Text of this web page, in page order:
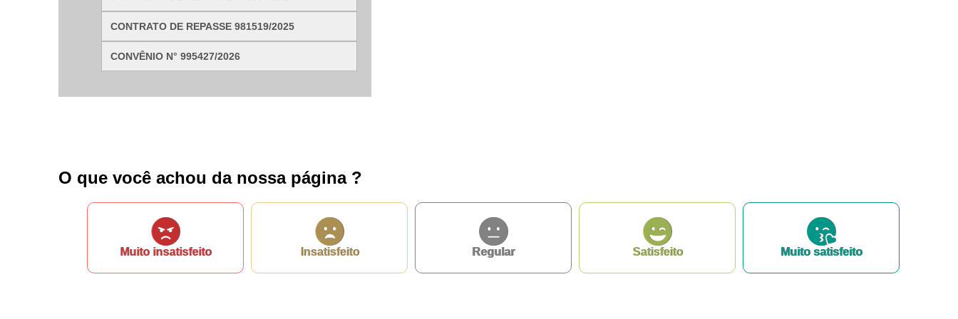
CONTRATO DE REPASSE 981519/2025
CONVÊNIO N° 995427/2026
O que você achou da nossa página ?
Muito insatisfeito Insatisfeito Regular Satisfeito Muito satisfeito